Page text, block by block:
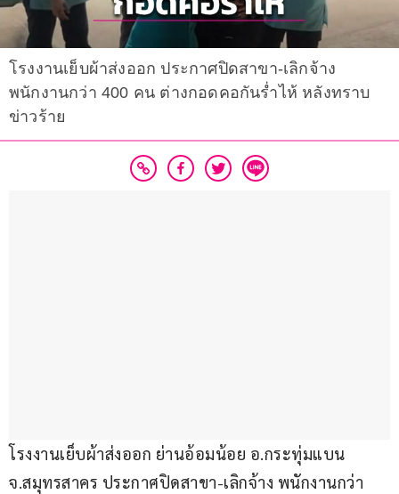
โรงงานเย็บผ้าส่งออก ประกาศปิดสาขา-เลิกจ้าง
พนักงานกว่า 400 คน ต่างกอดคอกันร่ำไห้ หลังทราบ
ข่าวร้าย
โรงงานเย็บผ้าส่งออก ย่านอ้อมน้อย อ.กระทุ่มแบน
จ.สมุทรสาคร ประกาศปิดสาขา-เลิกจ้าง พนักงานกว่า